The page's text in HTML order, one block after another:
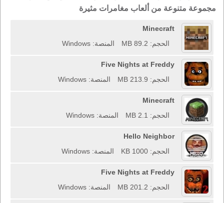
مجموعة متنوعة من ألعاب مغامرات مثيرة
Minecraft
الحجم: 89.2 MB
المنصة: Windows
Five Nights at Freddy
الحجم: 213.9 MB
المنصة: Windows
Minecraft
الحجم: 2.1 MB
المنصة: Windows
Hello Neighbor
الحجم: 1000 KB
المنصة: Windows
Five Nights at Freddy
الحجم: 201.2 MB
المنصة: Windows